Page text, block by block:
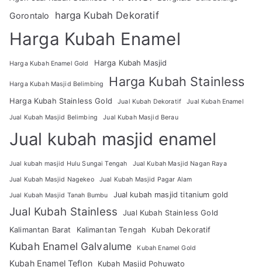
Gorontalo harga Kubah Dekoratif
Harga Kubah Enamel
Harga Kubah Enamel Gold Harga Kubah Masjid
Harga Kubah Masjid Belimbing Harga Kubah Stainless
Harga Kubah Stainless Gold Jual Kubah Dekoratif Jual Kubah Enamel
Jual Kubah Masjid Belimbing Jual Kubah Masjid Berau
Jual kubah masjid enamel
Jual kubah masjid Hulu Sungai Tengah Jual Kubah Masjid Nagan Raya
Jual Kubah Masjid Nagekeo Jual Kubah Masjid Pagar Alam
Jual Kubah Masjid Tanah Bumbu Jual kubah masjid titanium gold
Jual Kubah Stainless
Jual Kubah Stainless Gold
Kalimantan Barat
Kalimantan Tengah Kubah Dekoratif
Kubah Enamel Galvalume Kubah Enamel Gold
Kubah Enamel Teflon Kubah Masjid Pohuwato